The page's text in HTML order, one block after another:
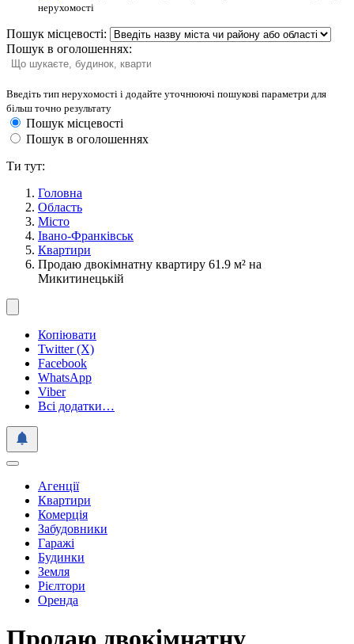
нерухомості
Пошук місцевості:
Пошук в оголошеннях:
Введіть тип нерухомості і додайте уточнюючі пошукові параметри для
більш точно результату
Пошук місцевості
Пошук в оголошеннях
Ти тут:
Головна
Область
Місто
Івано-Франківськ
Квартири
Продаю двокімнатну квартиру 61.9 м² на
Микитинецькій
Копіювати
Twitter (X)
Facebook
WhatsApp
Viber
Всі додатки…
Агенції
Квартири
Комерція
Забудовники
Гаражі
Будинки
Земля
Рієлтори
Оренда